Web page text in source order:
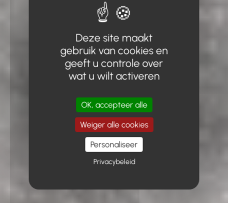
Deze site maakt
gebruik van cookies en
geeft u controle over
wat u wilt activeren
OK, accepteer alle
Weiger alle cookies
Personaliseer
Privacybeleid